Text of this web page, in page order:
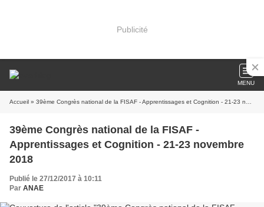
Publicité
MENU
Accueil » 39ème Congrès national de la FISAF - Apprentissages et Cognition - 21-23 novembre 2018
39ème Congrès national de la FISAF -
Apprentissages et Cognition - 21-23 novembre
2018
Publié le 27/12/2017 à 10:11
Par ANAE